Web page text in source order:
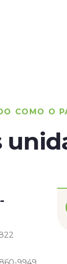
COMO O